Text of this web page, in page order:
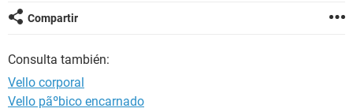
Compartir
Consulta también:
Vello corporal
Vello pãºbico encarnado